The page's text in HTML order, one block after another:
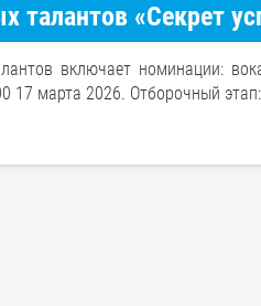
талантов «Секрет
включает номинации:
17 марта 2026. Отборочный